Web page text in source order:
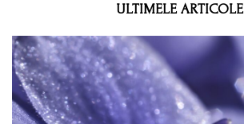
ULTIMELE ARTICOLE